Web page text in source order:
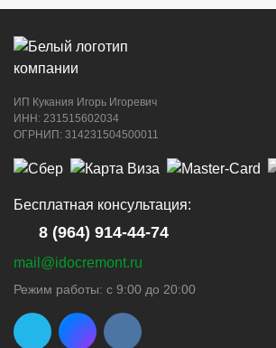
г. Новороссийск, ул. Котанова, 4
8 (964) 914-44-74
8 (964) 914-44-74
ИП Кукания Игорь Игоревич
ИНН: 231515602034
ОГРНИП: 314231504500011
Бесплатная консультация:
8 (964) 914-44-74
mail@idocremont.ru
Режим работы: с 9:00 до 20:00